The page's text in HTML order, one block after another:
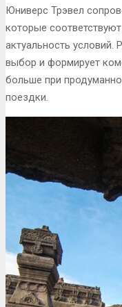
Юниверс Трэвел
которые
актуальность
выбор и формирует
больше при
поездки.